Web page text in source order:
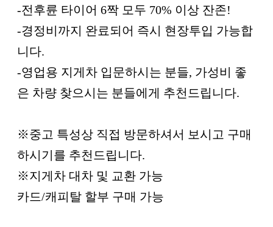
-전후륜 타이어 6짝 모두 70% 이상 잔존!
-경정비까지 완료되어 즉시 현장투입 가능합
니다.
-영업용 지게차 입문하시는 분들, 가성비 좋
은 차량 찾으시는 분들에게 추천드립니다.
※중고 특성상 직접 방문하셔서 보시고 구매
하시기를 추천드립니다.
※지게차 대차 및 교환 가능
카드/캐피탈 할부 구매 가능